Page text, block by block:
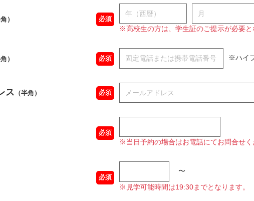
） 必須
※高校生の方は、学生証のご提示が必要と
） 必須 ※ハイ
ス （半角） 必須
必須
※当日予約の場合はお電話にてお問合せく
必須
〜
※見学可能時間は19:30までとなります。